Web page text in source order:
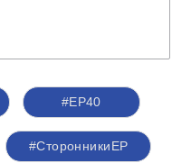
#ЕР40
#СторонникиЕР